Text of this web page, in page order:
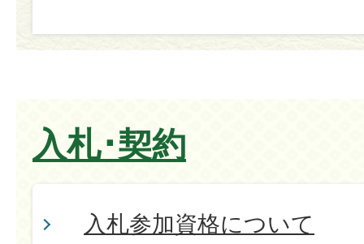
入札･契約
入札参加資格について